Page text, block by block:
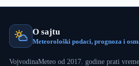
O sajtu
Meteorološki podaci, prognoza i
VojvodinaMeteo od 2017. godine prati